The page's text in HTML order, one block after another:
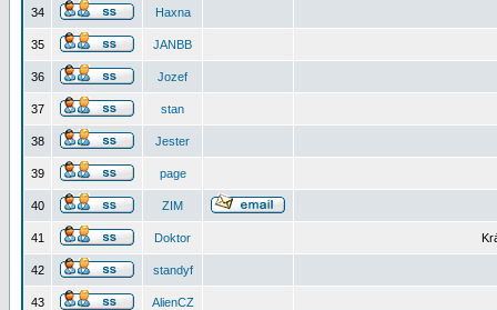
34 Haxna
35 JANBB
36 Jozef
37 stan
38 Jester
39 page
40 ZIM
41 Doktor
42 standyf
43 AlienCZ